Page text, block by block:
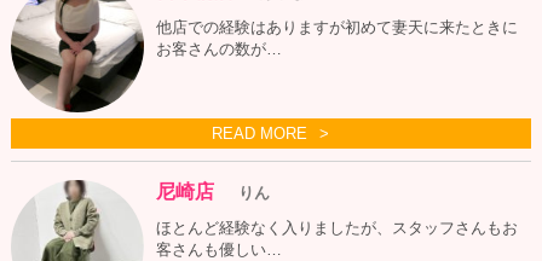
他店での経験はありますが初めて妻天に来たときに
お客さんの数が…
READ MORE
尼崎店
りん
ほとんど経験なく入りましたが、スタッフさんもお
客さんも優しい…